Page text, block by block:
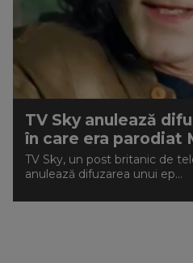
TV Sky anulează
în care era parodiat
TV Sky, un post britanic de
anulează difuzarea unui ep...